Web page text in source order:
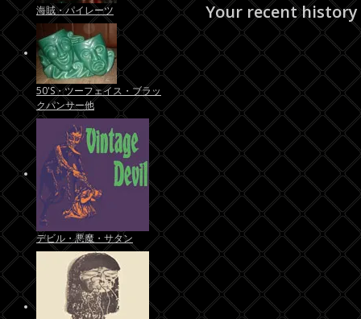
Your recent history
海賊・パイレーツ
50'S・ツーフェイス・ブラッ
クパンサー他
デビル・悪魔・サタン